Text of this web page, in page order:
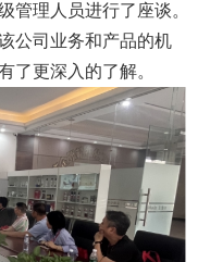
管理人员进行了座谈。
公司业务和产品的机
了更深入的了解。